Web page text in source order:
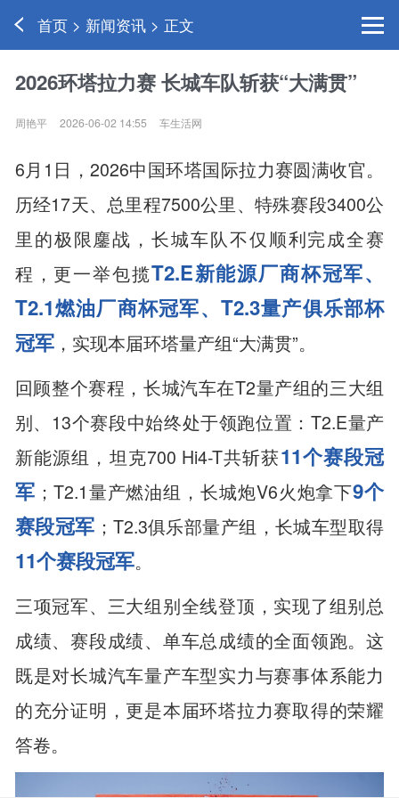
首页 > 新闻资讯 > 正文
2026环塔拉力赛 长城车队斩获“大满贯”
周艳平 2026-06-02 14:55 车生活网
6月1日，2026中国环塔国际拉力赛圆满收官。
历经17天、总里程7500公里、特殊赛段3400公
里的极限鏖战，长城车队不仅顺利完成全赛
程，更一举包揽T2.E新能源厂商杯冠军、
T2.1燃油厂商杯冠军、T2.3量产俱乐部杯
冠军，实现本届环塔量产组“大满贯”。
回顾整个赛程，长城汽车在T2量产组的三大组
别、13个赛段中始终处于领跑位置：T2.E量产
新能源组，坦克700 Hi4-T共斩获11个赛段冠
军 ；T2.1量产燃油组，长城炮V6火炮拿下9个
赛段冠军 ；T2.3俱乐部量产组，长城车型取得
11个赛段冠军。
三项冠军、三大组别全线登顶，实现了组别总
成绩、赛段成绩、单车总成绩的全面领跑。这
既是对长城汽车量产车型实力与赛事体系能力
的充分证明，更是本届环塔拉力赛取得的荣耀
答卷。